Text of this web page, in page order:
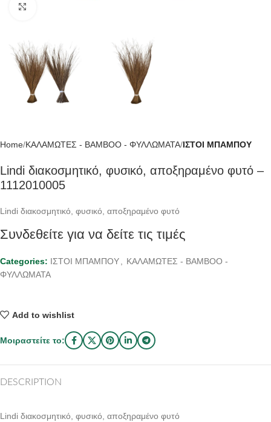
Home ΚΑΛΑΜΩΤΕΣ - BAMBOO - ΦΥΛΛΩΜΑΤΑ ΙΣΤΟΙ ΜΠΑΜΠΟΥ
Lindi διακοσμητικό, φυσικό, αποξηραμένο φυτό –
1112010005
Lindi διακοσμητικό, φυσικό, αποξηραμένο φυτό
Συνδεθείτε για να δείτε τις τιμές
Categories: ΙΣΤΟΙ ΜΠΑΜΠΟΥ, ΚΑΛΑΜΩΤΕΣ - BAMBOO -
ΦΥΛΛΩΜΑΤΑ
Add to wishlist
Μοιραστείτε το:
DESCRIPTION
Lindi διακοσμητικό, φυσικό, αποξηραμένο φυτό